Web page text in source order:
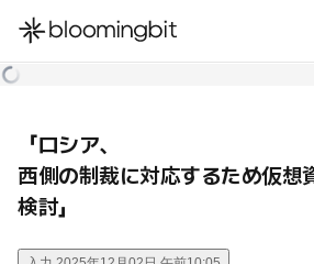
한국어
「ロシア、
西側の制裁に対応するため仮想
検討」